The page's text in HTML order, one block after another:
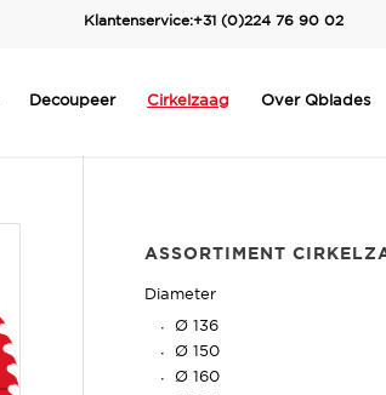
Klantenservice:+31 (0)224 76 90 02
Decoupeer Cirkelzaag Over Qblades
ASSORTIMENT
Diameter
Ø 136
Ø 150
Ø 160